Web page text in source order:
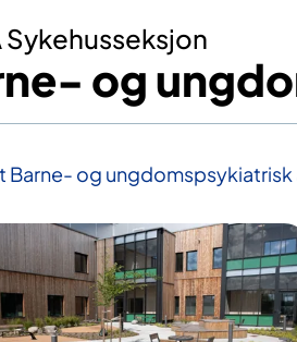
Sykehusseksjon
og
Barne- og ungdomspsykiatrisk